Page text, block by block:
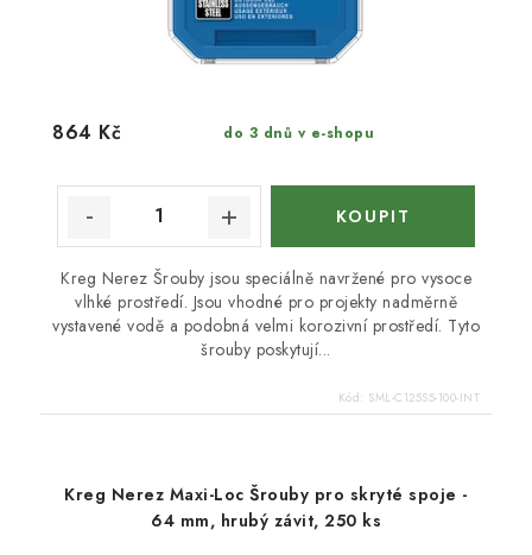
do 3 dnů v e-shopu
864 Kč
Kreg Nerez Šrouby jsou speciálně navržené pro vysoce
vlhké prostředí. Jsou vhodné pro projekty nadměrně
vystavené vodě a podobná velmi korozivní prostředí. Tyto
šrouby poskytují...
Kód: SML-C125S5-100-INT
Kreg Nerez Maxi-Loc Šrouby pro skryté spoje -
64 mm, hrubý závit, 250 ks